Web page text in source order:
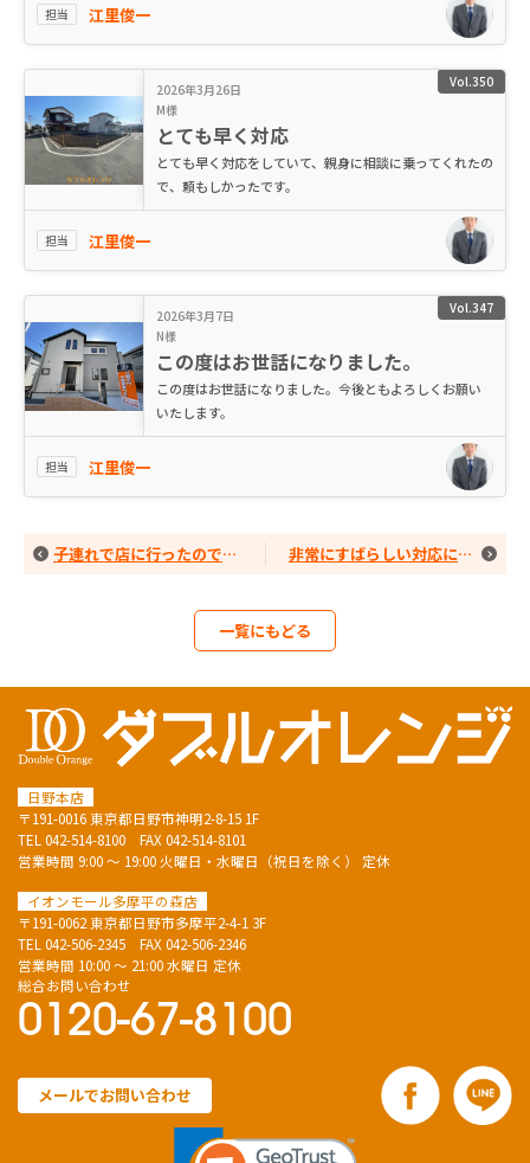
担当 江里俊一
Vol.350
2026年3月26日
M様
とても早く対応
とても早く対応をしていて、親身に相談に乗ってくれたの
で、頼もしかったです。
担当 江里俊一
Vol.347
2026年3月7日
N様
この度はお世話になりました。
この度はお世話になりました。今後ともよろしくお願い
いたします。
担当 江里俊一
子連れで店に行ったのですが、女性スタッフの方が付きっきりで遊んでくれていたので、とても助かりました。 非常にすばらしい対応に満足しております
一覧にもどる
日野本店
〒191-0016 東京都日野市神明2-8-15 1F
TEL 042-514-8100 FAX 042-514-8101
営業時間 9:00 ～ 19:00 火曜日・水曜日（祝日を除く） 定休
イオンモール多摩平の森店
〒191-0062 東京都日野市多摩平2-4-1 3F
TEL 042-506-2345 FAX 042-506-2346
営業時間 10:00 ～ 21:00 水曜日 定休
総合お問い合わせ
0120-67-8100
メールでお問い合わせ